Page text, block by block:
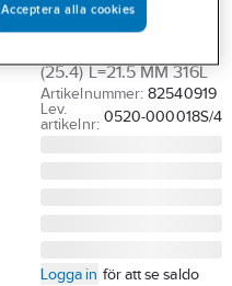
316L
(25.4) L=21.5 MM 316L
Artikelnummer: 82540919
Lev.
artikelnr: 0520-000018S/4
Logga in för att se saldo
Acceptera alla cookies